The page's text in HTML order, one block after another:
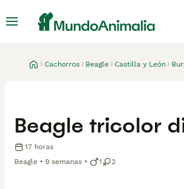
Cachorros Beagle Castilla y León
Beagle tricolor
17 horas
Beagle
9 semanas 1 2